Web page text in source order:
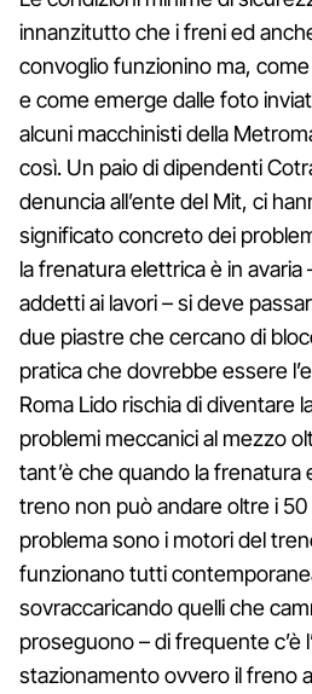
innanzitutto che i freni ed
convoglio funzionino ma, come
e come emerge dalle foto
alcuni macchinisti della
così. Un paio di dipendenti
denuncia all’ente del Mit, ci
significato concreto dei
la frenatura elettrica è in avaria
addetti ai lavori – si deve
due piastre che cercano di
pratica che dovrebbe essere
Roma Lido rischia di diventare
problemi meccanici al mezzo
tant’è che quando la frenatura
treno non può andare oltre i 50
problema sono i motori del
funzionano tutti
sovraccaricando quelli che
proseguono – di frequente c’è
stazionamento ovvero il freno